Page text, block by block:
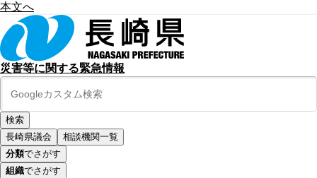
本文へ
災害等に関する緊急情報
長崎県議会
相談機関一覧
分類でさがす
組織でさがす